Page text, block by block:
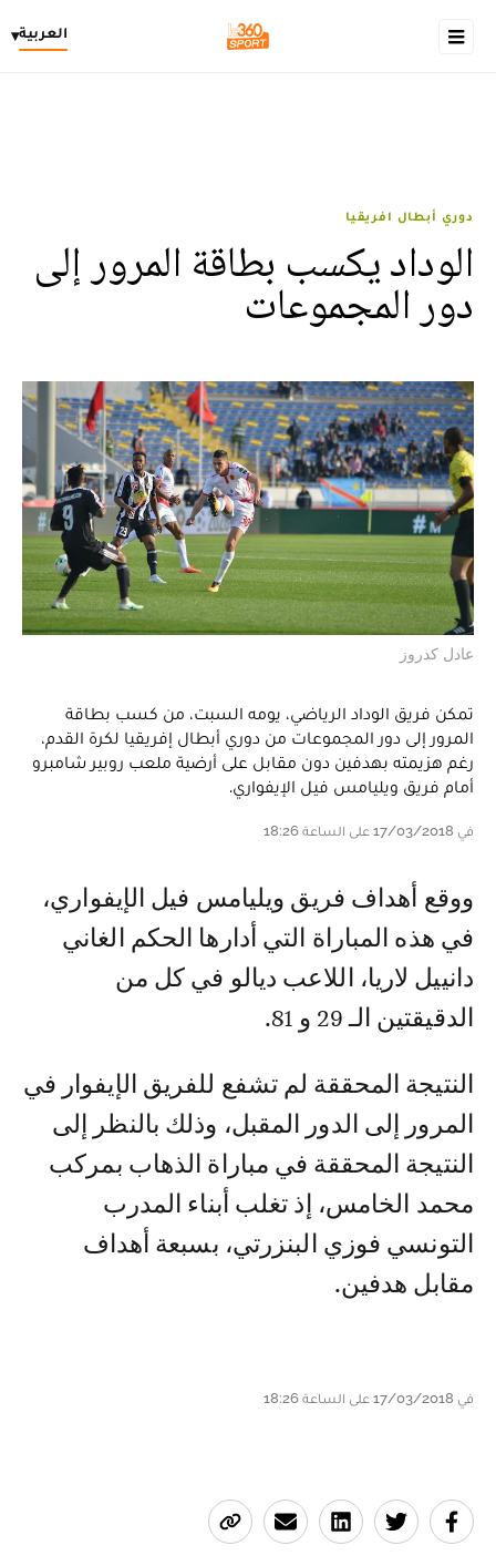
العربية▾
دوري أبطال افريقيا
الوداد يكسب بطاقة المرور إلى
دور المجموعات
عادل كدروز
تمكن فريق الوداد الرياضي، يومه السبت، من كسب بطاقة
المرور إلى دور المجموعات من دوري أبطال إفريقيا لكرة القدم،
رغم هزيمته بهدفين دون مقابل على أرضية ملعب روبير شامبرو
أمام فريق ويليامس فيل الإيفواري.
في 17/03/2018 على الساعة 18:26
ووقع أهداف فريق ويليامس فيل الإيفواري،
في هذه المباراة التي أدارها الحكم الغاني
دانييل لاريا، اللاعب ديالو في كل من
الدقيقتين الـ 29 و 81.
النتيجة المحققة لم تشفع للفريق الإيفوار في
المرور إلى الدور المقبل، وذلك بالنظر إلى
النتيجة المحققة في مباراة الذهاب بمركب
محمد الخامس، إذ تغلب أبناء المدرب
التونسي فوزي البنزرتي، بسبعة أهداف
مقابل هدفين.
في 17/03/2018 على الساعة 18:26